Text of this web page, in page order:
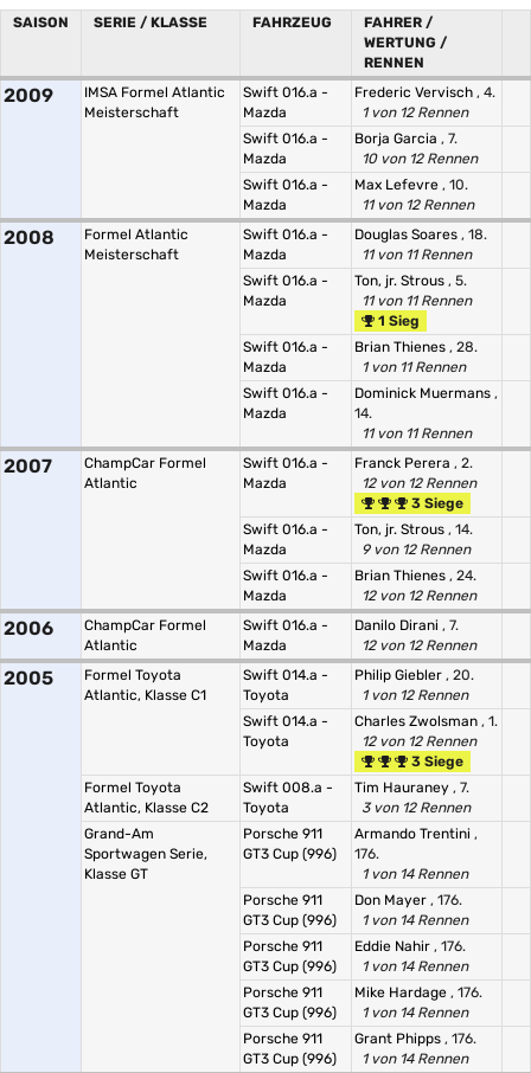
SAISON SERIE / KLASSE FAHRZEUG
FAHRER /
WERTUNG /
RENNEN
2009
IMSA Formel Atlantic
Meisterschaft
Swift 016.a -
Mazda
Frederic Vervisch , 4.
1 von 12 Rennen
Swift 016.a -
Mazda
Borja Garcia , 7.
10 von 12 Rennen
Swift 016.a -
Mazda
Max Lefevre , 10.
11 von 12 Rennen
2008
Formel Atlantic
Meisterschaft
Swift 016.a -
Mazda
Douglas Soares , 18.
11 von 11 Rennen
Swift 016.a -
Mazda
Ton, jr. Strous , 5.
11 von 11 Rennen
1 Sieg
Swift 016.a -
Mazda
Brian Thienes , 28.
1 von 11 Rennen
Swift 016.a -
Mazda
Dominick Muermans ,
14.
11 von 11 Rennen
2007
ChampCar Formel
Atlantic
Swift 016.a -
Mazda
Franck Perera , 2.
12 von 12 Rennen
3 Siege
Swift 016.a -
Mazda
Ton, jr. Strous , 14.
9 von 12 Rennen
Swift 016.a -
Mazda
Brian Thienes , 24.
12 von 12 Rennen
2006
ChampCar Formel
Atlantic
Swift 016.a -
Mazda
Danilo Dirani , 7.
12 von 12 Rennen
2005
Formel Toyota
Atlantic, Klasse C1
Swift 014.a -
Toyota
Philip Giebler , 20.
1 von 12 Rennen
Swift 014.a -
Toyota
Charles Zwolsman , 1.
12 von 12 Rennen
3 Siege
Formel Toyota
Atlantic, Klasse C2
Swift 008.a -
Toyota
Tim Hauraney , 7.
3 von 12 Rennen
Grand-Am
Sportwagen Serie,
Klasse GT
Porsche 911
GT3 Cup (996)
Armando Trentini ,
176.
1 von 14 Rennen
Porsche 911
GT3 Cup (996)
Don Mayer , 176.
1 von 14 Rennen
Porsche 911
GT3 Cup (996)
Eddie Nahir , 176.
1 von 14 Rennen
Porsche 911
GT3 Cup (996)
Mike Hardage , 176.
1 von 14 Rennen
Porsche 911
GT3 Cup (996)
Grant Phipps , 176.
1 von 14 Rennen